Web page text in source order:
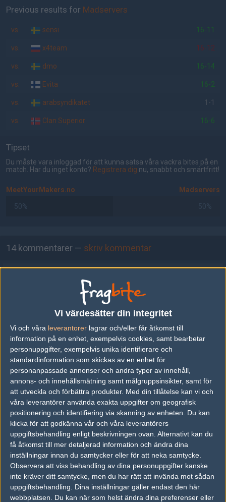
Vi värdesätter din integritet
Vi och våra leverantorer lagrar och/eller får åtkomst till
information på en enhet, exempelvis cookies, samt bearbetar
personuppgifter, exempelvis unika identifierare och
standardinformation som skickas av en enhet för
personanpassade annonser och andra typer av innehåll,
annons- och innehållsmätning samt målgruppsinsikter, samt för
att utveckla och förbättra produkter. Med din tillåtelse kan vi och
våra leverantörer använda exakta uppgifter om geografisk
positionering och identifiering via skanning av enheten. Du kan
klicka för att godkänna vår och våra leverantörers
uppgiftsbehandling enligt beskrivningen ovan. Alternativt kan du
få åtkomst till mer detaljerad information och ändra dina
inställningar innan du samtycker eller för att neka samtycke.
Observera att viss behandling av dina personuppgifter kanske
inte kräver ditt samtycke, men du har rätt att invända mot sådan
uppgiftsbehandling. Dina inställningar gäller endast den här
webbplatsen. Du kan när som helst ändra dina preferenser eller
Previous results for Madservers
vs. sensi 16-11
vs. x4team 16-12
vs. dmo 16-14
vs. Evita 16-2
vs. arabsyndikatet 1-1
vs. Clan Superior 16-6
Tipset
Du måste vara inloggad för att kunna satsa våra vackra bites på en
match. Har du inget konto? Registrera dig nu, snabbt och smärtfritt!
MeetYourMakers.no Madservers
50% 50%
14 kommentarer — skriv kommentar
2005-03-19 14:08
#2
Old School
2005-03-19 14:25
hejja myM
#3 Marklund
Old School
2005-03-19 14:35
Med tanke på att de måste spela på en svensk server så tror
jag på Madservers Hoppas!
#4StorK
Old School 1